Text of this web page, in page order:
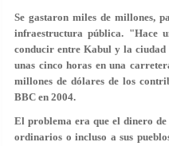
Se gastaron miles de millones,
infraestructura pública. "Hace
conducir entre Kabul y la ciudad
unas cinco horas en una
millones de dólares de los
BBC en 2004.
El problema era que el dinero
ordinarios o incluso a sus